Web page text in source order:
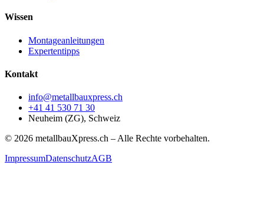
Wissen
Montageanleitungen
Expertentipps
Kontakt
info@metallbauxpress.ch
+41 41 530 71 30
Neuheim (ZG), Schweiz
© 2026 metallbauXpress.ch – Alle Rechte vorbehalten.
ImpressumDatenschutzAGB